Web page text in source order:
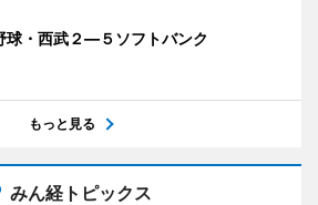
球・西武２―５ソフトバンク
もっと見る
みん経トピックス